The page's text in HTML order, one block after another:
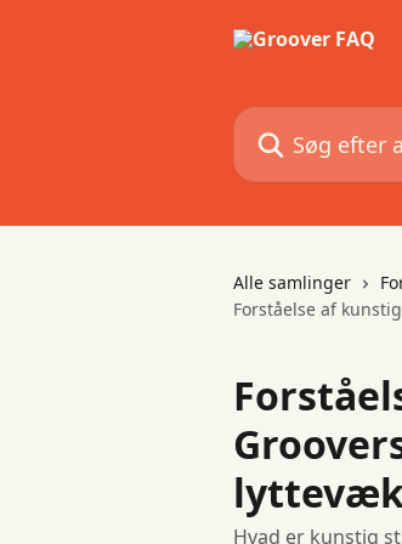
Søg efter artikler...
Alle samlinger
Forståelse af
Hvad er kunstig